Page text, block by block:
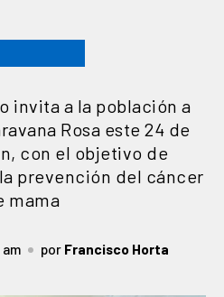
invita a la población a
Rosa este 24 de
con el objetivo de
prevención del cáncer
mama
am por Francisco Horta